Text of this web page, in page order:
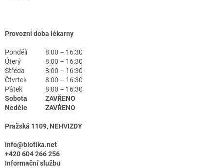
Provozní doba lékarny
Pondělí
8:00 – 16:30
Úterý
8:00 – 16:30
Středa
8:00 – 16:30
Čtvrtek
8:00 – 16:30
Pátek
8:00 – 16:30
Sobota
ZAVŘENO
Neděle
ZAVŘENO
Pražská 1109, NEHVIZDY
info@biotika.net
+420 604 266 256
Informační službu